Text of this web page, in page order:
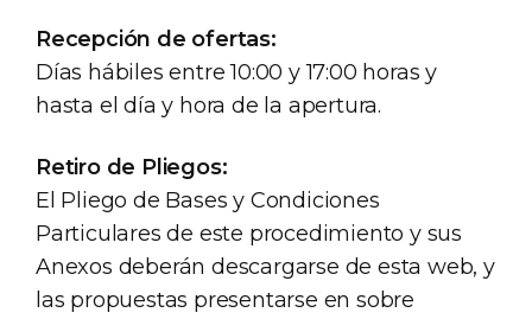
Recepción de ofertas:
Días hábiles entre 10:00 y 17:00 horas y
hasta el día y hora de la apertura.
Retiro de Pliegos:
El Pliego de Bases y Condiciones
Particulares de este procedimiento y sus
Anexos deberán descargarse de esta web, y
las propuestas presentarse en sobre